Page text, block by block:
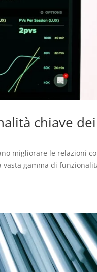
chiave dei
migliorare le relazioni
gamma di